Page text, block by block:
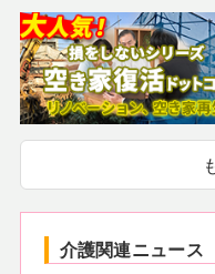
介護関連ニュース